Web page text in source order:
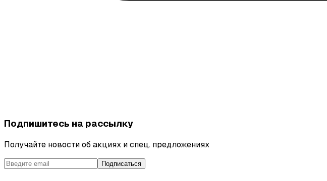
Подпишитесь на рассылку
Получайте новости об акциях и спец. предложениях
Подписаться